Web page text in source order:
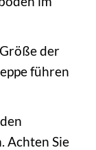
der
führen
Achten Sie